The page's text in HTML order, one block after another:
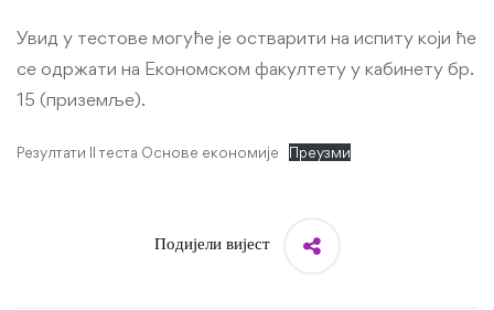
Увид у тестове могуће је остварити на испиту који ће
се одржати на Економском факултету у кабинету бр.
15 (приземље).
Резултати II теста Основе економије Преузми
Подијели вијест